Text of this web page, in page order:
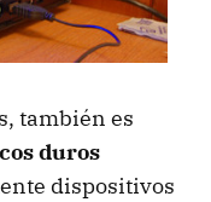
también es
duros
dispositivos